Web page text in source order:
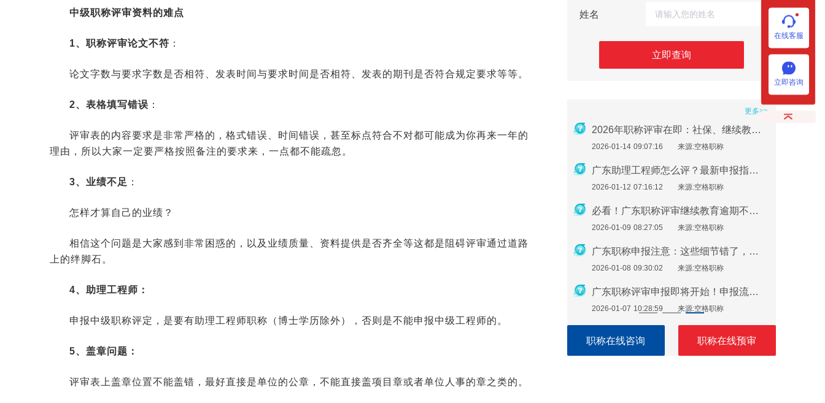
中级职称评审资料的难点
1、职称评审论文不符 ：
论文字数与要求字数是否相符、发表时间与要求时间是否相符、发表的期刊是否符合规定要求等等。
2、表格填写错误 ：
评审表的内容要求是非常严格的，格式错误、时间错误，甚至标点符合不对都可能成为你再来一年的
理由，所以大家一定要严格按照备注的要求来，一点都不能疏忽。
3、业绩不足 ：
怎样才算自己的业绩？
相信这个问题是大家感到非常困惑的，以及业绩质量、资料提供是否齐全等这都是阻碍评审通过道路
上的绊脚石。
4、助理工程师：
申报中级职称评定，是要有助理工程师职称（博士学历除外），否则是不能申报中级工程师的。
5、盖章问题：
评审表上盖章位置不能盖错，最好直接是单位的公章，不能直接盖项目章或者单位人事的章之类的。
姓名
立即查询
更多>>
2026年职称评审在即：社保、继续教育、业绩材料准备要点
2026-01-14 09:07:16 来源:空格职称
广东助理工程师怎么评？最新申报指南来了！
2026-01-12 07:16:12 来源:空格职称
必看！广东职称评审继续教育逾期不补，直接影响评审通过
2026-01-09 08:27:05 来源:空格职称
广东职称申报注意：这些细节错了，材料直接被退回！
2026-01-08 09:30:02 来源:空格职称
广东职称评审申报即将开始！申报流程速看！
2026-01-07 10:28:59 来源:空格职称
职称在线咨询 职称在线预审
在线客服
立即咨询